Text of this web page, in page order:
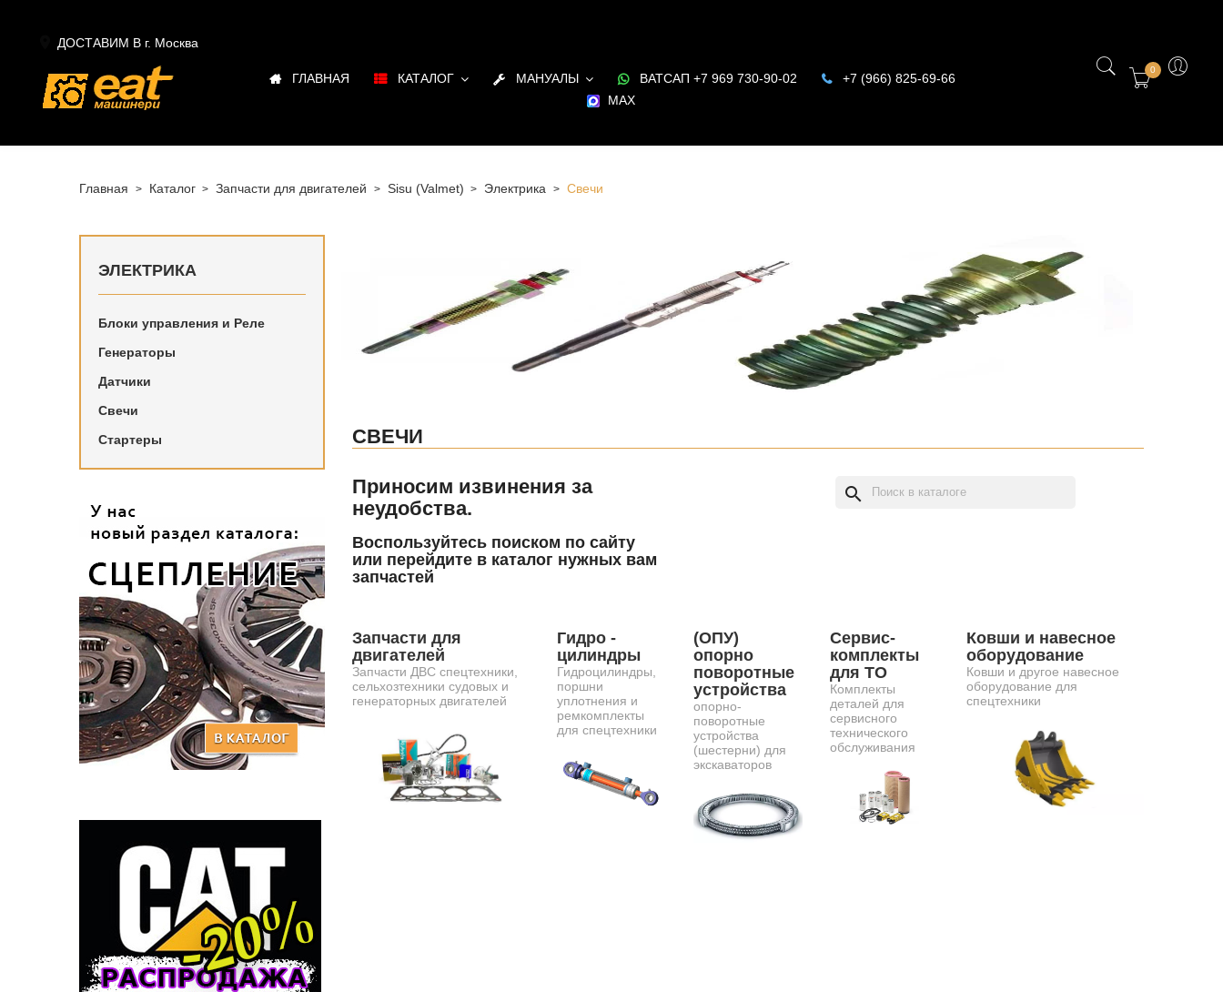
ДОСТАВИМ В г. Москва
ГЛАВНАЯ КАТАЛОГ МАНУАЛЫ ВАТСАП +7 969 730-90-02
+7 (966) 825-69-66
MAX
0
Главная Каталог Запчасти для двигателей Sisu (Valmet) Электрика Свечи
ЭЛЕКТРИКА
Блоки управления и Реле
Генераторы
Датчики
Свечи
Стартеры
Купить в Санкт-Петербурге Свечи для двигателя Sisu (Valmet) в
СВЕЧИ
Приносим извинения за
неудобства.
Воспользуйтесь поиском по сайту
или перейдите в каталог нужных вам
запчастей
search
Запчасти для
двигателей
Запчасти ДВС спецтехники,
сельхозтехники судовых и
генераторных двигателей
Гидро -
цилиндры
Гидроцилиндры,
поршни
уплотнения и
ремкомплекты
для спецтехники
(ОПУ)
опорно
поворотные
устройства
опорно-
поворотные
устройства
(шестерни) для
экскаваторов
Сервис-
комплекты
для ТО
Комплекты
деталей для
сервисного
технического
обслуживания
Ковши и навесное
оборудование
Ковши и другое навесное
оборудование для
спецтехники